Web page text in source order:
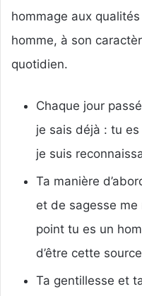
hommage aux
homme, à son
quotidien.
Chaque jour
je sais déjà : tu
je suis
Ta manière
et de sagesse me
point tu es un
d’être cette
Ta gentillesse et